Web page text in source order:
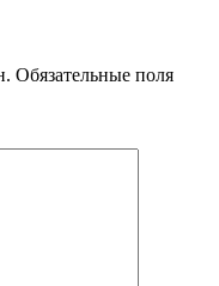
Обязательные поля